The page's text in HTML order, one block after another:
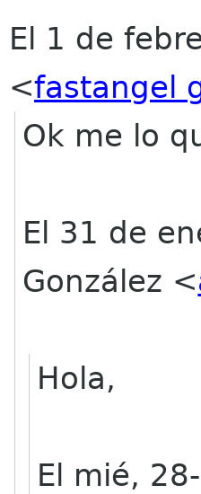
El 1 de
<fastangel
Ok me lo
El 31 de
González <
Hola,
El mié,